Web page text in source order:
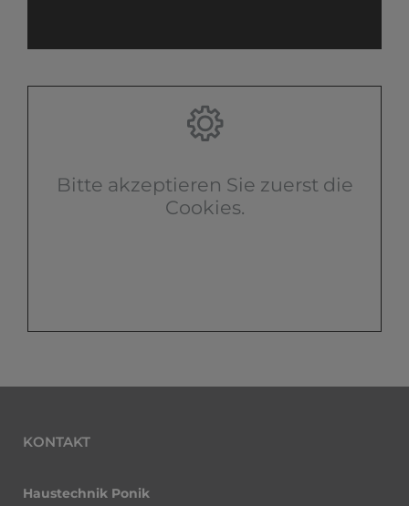
Bitte akzeptieren Sie zuerst die
Cookies.
KONTAKT
Haustechnik Ponik